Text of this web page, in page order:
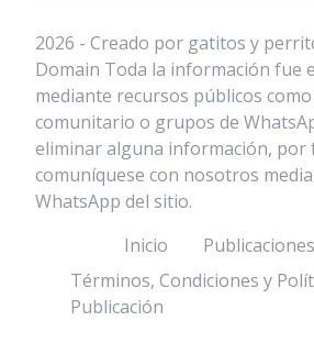
2026 - Creado por gatitos y
Domain Toda la información fue
mediante recursos públicos
comunitario o grupos de
eliminar alguna información, por
comuníquese con nosotros
WhatsApp del sitio.
Inicio
Publicaciones
Términos, Condiciones y
Publicación